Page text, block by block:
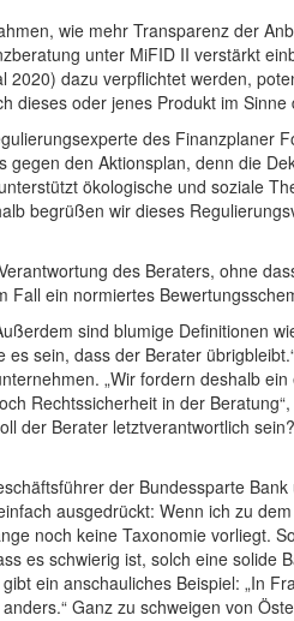
wie mehr Transparenz der
unter MiFID II verstärkt
dazu verpflichtet werden,
dieses oder jenes Produkt im
des Finanzplaner
den Aktionsplan, denn die
ökologische und soziale
begrüßen wir dieses
des Beraters, ohne
ein normiertes
sind blumige Definitionen
sein, dass der Berater
„Wir fordern deshalb
Rechtssicherheit in der
der Berater letztverantwortlich
der Bundessparte
ausgedrückt: Wenn ich zu
noch keine Taxonomie vorliegt.
es schwierig ist, solch eine
ein anschauliches Beispiel: „In
Ganz zu schweigen von